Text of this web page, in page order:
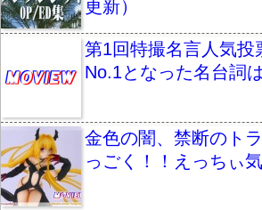
更新）
第1回特撮名言人気投
No.1となった名台詞
金色の闇、禁断のト
っごく！！えっちぃ